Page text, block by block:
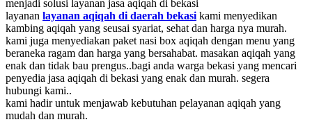
menjadi solusi layanan jasa aqiqah di bekasi
layanan layanan aqiqah di daerah bekasi kami menyedikan
kambing aqiqah yang seusai syariat, sehat dan harga nya murah.
kami juga menyediakan paket nasi box aqiqah dengan menu yang
beraneka ragam dan harga yang bersahabat. masakan aqiqah yang
enak dan tidak bau prengus..bagi anda warga bekasi yang mencari
penyedia jasa aqiqah di bekasi yang enak dan murah. segera
hubungi kami..
kami hadir untuk menjawab kebutuhan pelayanan aqiqah yang
mudah dan murah.